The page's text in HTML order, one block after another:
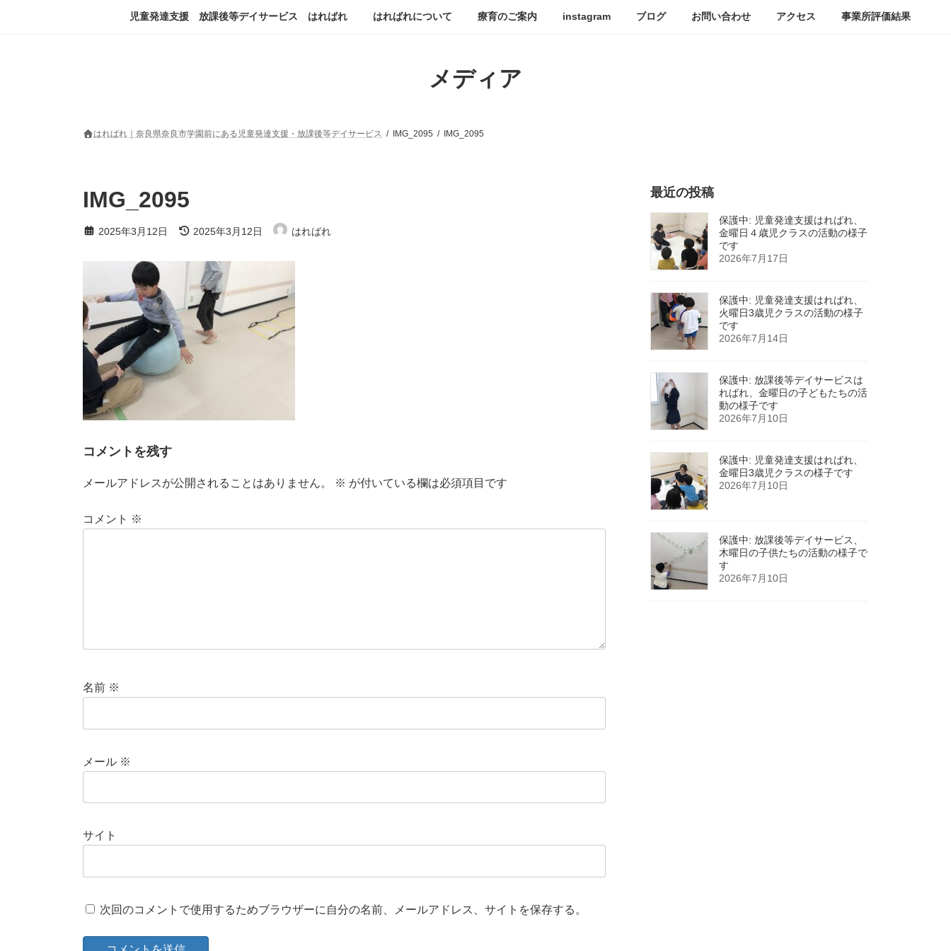
児童発達支援 放課後等デイサービス はればれ はればれについて 療育のご案内 instagram ブログ お問い合わせ アクセス 事業所評価結果
メディア
はればれ｜奈良県奈良市学園前にある児童発達支援・放課後等デイサービス IMG_2095 IMG_2095
IMG_2095
2025年3月12日
最
終
新
日
時
:
2025年3月12日 はればれ
コメントを残す
メールアドレスが公開されることはありません。 ※ が付いている欄は必須項目です
コメント ※
名前 ※
メール ※
サイト
次回のコメントで使用するためブラウザーに自分の名前、メールアドレス、サイトを保存する。
最近の投稿
保護中: 児童発達支援はればれ、
金曜日４歳児クラスの活動の様子
です
2026年7月17日
保護中: 児童発達支援はればれ、
火曜日3歳児クラスの活動の様子
です
2026年7月14日
保護中: 放課後等デイサービスは
ればれ、金曜日の子どもたちの活
動の様子です
2026年7月10日
保護中: 児童発達支援はればれ、
金曜日3歳児クラスの様子です
2026年7月10日
保護中: 放課後等デイサービス、
木曜日の子供たちの活動の様子で
す
2026年7月10日